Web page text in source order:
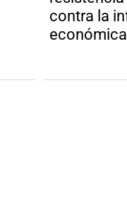
contra la
económica